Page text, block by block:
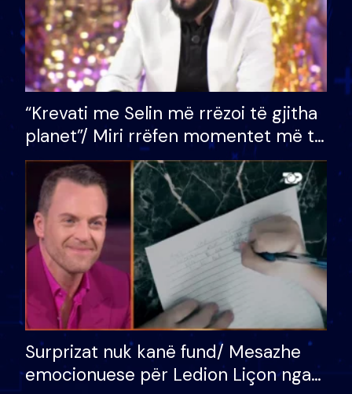
“Krevati me Selin më rrëzoi të gjitha
planet”/ Miri rrëfen momentet më të
bukura në shtëpinë e BB VIP: Do më
mungojë zilja e mëngjesit kur…
Surprizat nuk kanë fund/ Mesazhe
emocionuese për Ledion Liçon nga